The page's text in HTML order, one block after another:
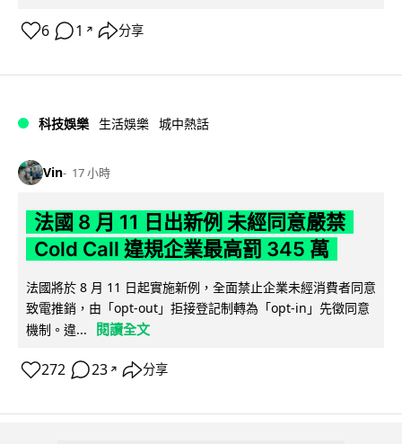
6 1 ↗ 分享
科技娛樂 生活娛樂 城中熱話
Vin 17 小時
法國 8 月 11 日出新例 未經同意嚴禁
Cold Call 違規企業最高罰 345 萬
法國將於 8 月 11 日起實施新例，全面禁止企業未經消費者同意
致電推銷，由「opt-out」拒接登記制轉為「opt-in」先徵同意
機制。違...
閱讀全文
272 23 ↗ 分享